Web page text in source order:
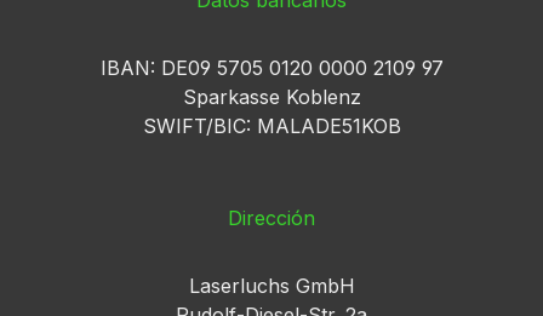
IBAN: DE09 5705 0120 0000 2109 97
Sparkasse Koblenz
SWIFT/BIC: MALADE51KOB
Dirección
Laserluchs GmbH